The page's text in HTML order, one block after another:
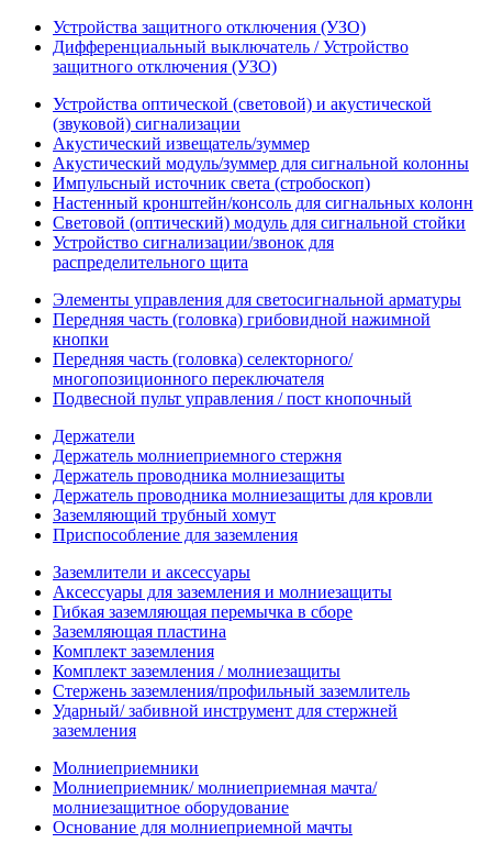
Устройства защитного отключения (УЗО)
Дифференциальный выключатель / Устройство
защитного отключения (УЗО)
Устройства оптической (световой) и акустической
(звуковой) сигнализации
Акустический извещатель/зуммер
Акустический модуль/зуммер для сигнальной колонны
Импульсный источник света (стробоскоп)
Настенный кронштейн/консоль для сигнальных колонн
Световой (оптический) модуль для сигнальной стойки
Устройство сигнализации/звонок для
распределительного щита
Элементы управления для светосигнальной арматуры
Передняя часть (головка) грибовидной нажимной
кнопки
Передняя часть (головка) селекторного/
многопозиционного переключателя
Подвесной пульт управления / пост кнопочный
Держатели
Держатель молниеприемного стержня
Держатель проводника молниезащиты
Держатель проводника молниезащиты для кровли
Заземляющий трубный хомут
Приспособление для заземления
Заземлители и аксессуары
Аксессуары для заземления и молниезащиты
Гибкая заземляющая перемычка в сборе
Заземляющая пластина
Комплект заземления
Комплект заземления / молниезащиты
Стержень заземления/профильный заземлитель
Ударный/ забивной инструмент для стержней
заземления
Молниеприемники
Молниеприемник/ молниеприемная мачта/
молниезащитное оборудование
Основание для молниеприемной мачты